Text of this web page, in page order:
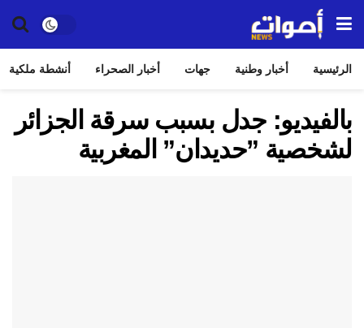
الرئيسية أخبار وطنية جهات أخبار الصحراء أنشطة ملكية
بالفيديو: جدل بسبب سرقة الجزائر
لشخصية ”حديدان” المغربية